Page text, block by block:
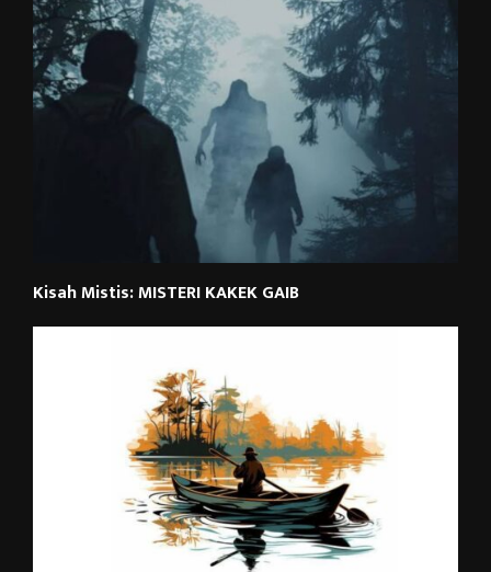
Kisah Mistis: MISTERI KAKEK GAIB